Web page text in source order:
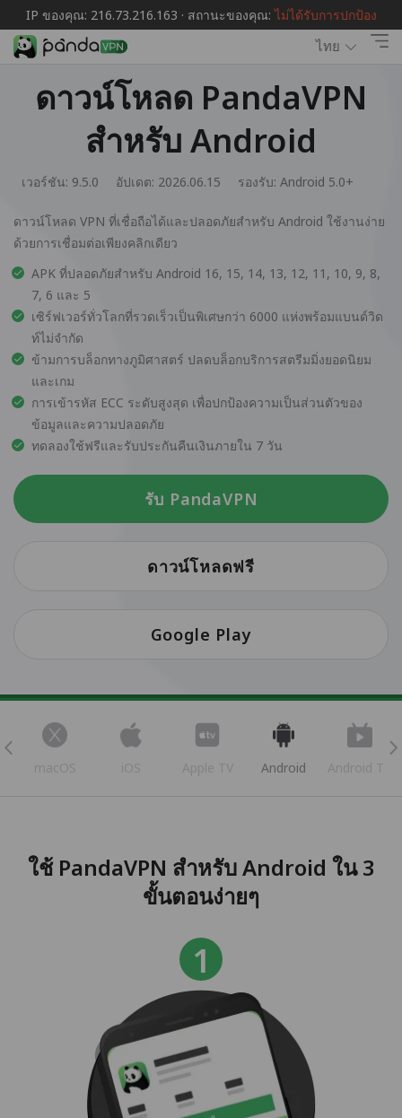
IP ของคุณ: 216.73.216.163 · สถานะของคุณ:ไม่ได้รับการปกป้อง
ไทย
ดาวน์โหลด PandaVPN
สำหรับ Android
เวอร์ชัน: 9.5.0 อัปเดต: 2026.06.15 รองรับ: Android 5.0+
ดาวน์โหลด VPN ที่เชื่อถือได้และปลอดภัยสำหรับ Android ใช้งานง่าย
ด้วยการเชื่อมต่อเพียงคลิกเดียว
APK ที่ปลอดภัยสำหรับ Android 16, 15, 14, 13, 12, 11, 10, 9, 8,
7, 6 และ 5
เซิร์ฟเวอร์ทั่วโลกที่รวดเร็วเป็นพิเศษกว่า 6000 แห่งพร้อมแบนด์วิด
ท์ไม่จำกัด
ข้ามการบล็อกทางภูมิศาสตร์ ปลดบล็อกบริการสตรีมมิ่งยอดนิยม
และเกม
การเข้ารหัส ECC ระดับสูงสุด เพื่อปกป้องความเป็นส่วนตัวของ
ข้อมูลและความปลอดภัย
ทดลองใช้ฟรีและรับประกันคืนเงินภายใน 7 วัน
รับ PandaVPN
ดาวน์โหลดฟรี
Google Play
macOS iOS Apple TV Android Android TV
ใช้ PandaVPN สำหรับ Android ใน 3
ขั้นตอนง่ายๆ